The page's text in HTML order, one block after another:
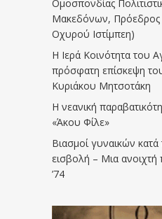
Ομοσπονδίας
Μακεδόνων,
Οχυρού Ιστίμπεη)
Η Ιερά Κοινότητα του
πρόσφατη επίσκεψη
Κυριάκου Μητσοτάκη
Η νεανική
«Άκου Φίλε»
Βιασμοί γυναικών κατά
εισβολή – Μια ανοιχτή
’74